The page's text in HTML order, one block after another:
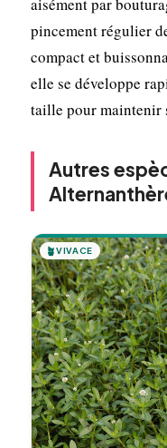
pincement régulier
compact et
elle se développe
taille pour maintenir
Autres
🪴VIVACE